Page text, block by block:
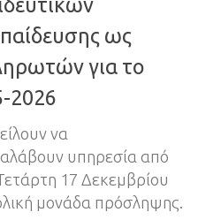
ως
για το
2026
να
υπηρεσία από
17 Δεκεμβρίου
μονάδα πρόσληψης.